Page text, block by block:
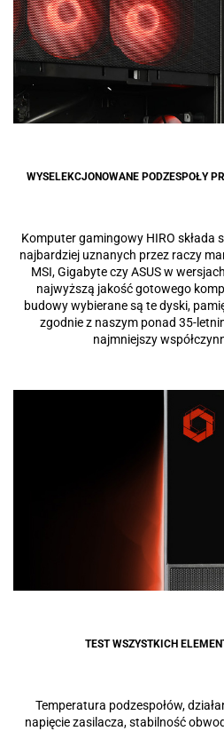
WYSELEKCJONOWANE PODZESPOŁY
Komputer gamingowy HIRO składa
najbardziej uznanych przez raczy
MSI, Gigabyte czy ASUS w
najwyższą jakość gotowego
budowy wybierane są te dyski,
zgodnie z naszym ponad 35-
najmniejszy
TEST WSZYSTKICH
Temperatura podzespołów,
napięcie zasilacza, stabilność